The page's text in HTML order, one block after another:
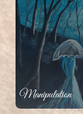
Manipulation